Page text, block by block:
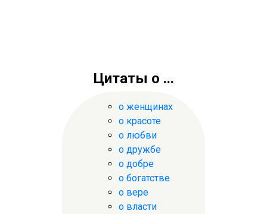
Цитаты о ...
о женщинах
о красоте
о любви
о дружбе
о добре
о богатстве
о вере
о власти